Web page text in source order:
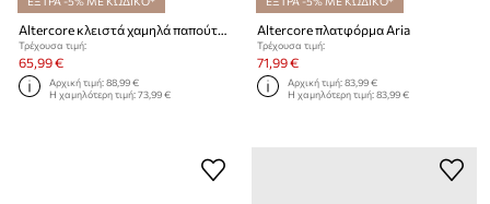
Altercore κλειστά χαμηλά παπούτσια γυναικεία
Τρέχουσα τιμή:
65,99 €
Αρχική τιμή:88,99 €
Η χαμηλότερη τιμή:73,99 €
Altercore πλατφόρμα Aria
Τρέχουσα τιμή:
71,99 €
Αρχική τιμή:83,99 €
Η χαμηλότερη τιμή:83,99 €